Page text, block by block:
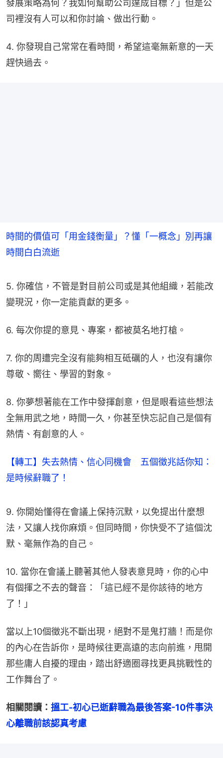
發展策略為何？我如何幫助公司達成目標？」但是公
司裡沒有人可以和你討論、做出行動。
4. 你發現自己常常在看時間，希望這毫無新意的一天
趕快過去。
時間的價值可「用金錢衡量」？懂「一概念」別再讓
時間白白流逝
5. 你確信，不管是對目前公司或是其他組織，若能改
變現況，你一定能貢獻的更多。
6. 每次你提的意見、專案，都被莫名地打槍。
7. 你的周遭完全沒有能夠相互砥礪的人，也沒有讓你
尊敬、嚮往、學習的對象。
8. 你夢想著能在工作中發揮創意，但是眼看這些想法
全無用武之地，時間一久，你甚至快忘記自己是個有
熱情、有創意的人。
【轉工】失去熱情、信心同機會 五個徵兆話你知：
是時候辭職了！
9. 你開始懂得在會議上保持沉默，以免提出什麼想
法，又讓人找你麻煩。但同時間，你快受不了這個沈
默、毫無作為的自己。
10. 當你在會議上聽著其他人發表意見時，你的心中
有個揮之不去的聲音：「這已經不是你該待的地方
了！」
當以上10個徵兆不斷出現，絕對不是鬼打牆！而是你
的內心在告訴你，是時候往更高遠的志向前進，甩開
那些庸人自擾的理由，踏出舒適圈尋找更具挑戰性的
工作舞台了。
相關閱讀： 搵工-初心已逝辭職為最後答案-10件事決
心離職前該認真考慮